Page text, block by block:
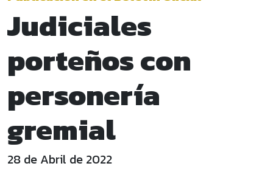
Judiciales
porteños con
personería
gremial
28 de Abril de 2022